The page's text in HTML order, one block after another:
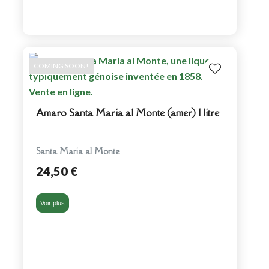
Amaro Santa Maria al Monte (amer) 1 litre
Santa Maria al Monte
24,50 €
Voir plus
COMING SOON!